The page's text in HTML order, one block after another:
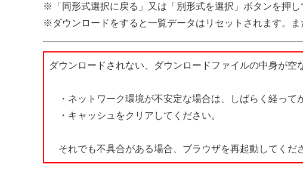
※「同形式選択に戻る」又は「別形式を選択」ボタンを押し
※ダウンロードをすると一覧データはリセットされます。
ダウンロードされない、ダウンロードファイルの中身が空
・ネットワーク環境が不安定な場合は、しばらく経って
・キャッシュをクリアしてください。
それでも不具合がある場合、ブラウザを再起動してくだ